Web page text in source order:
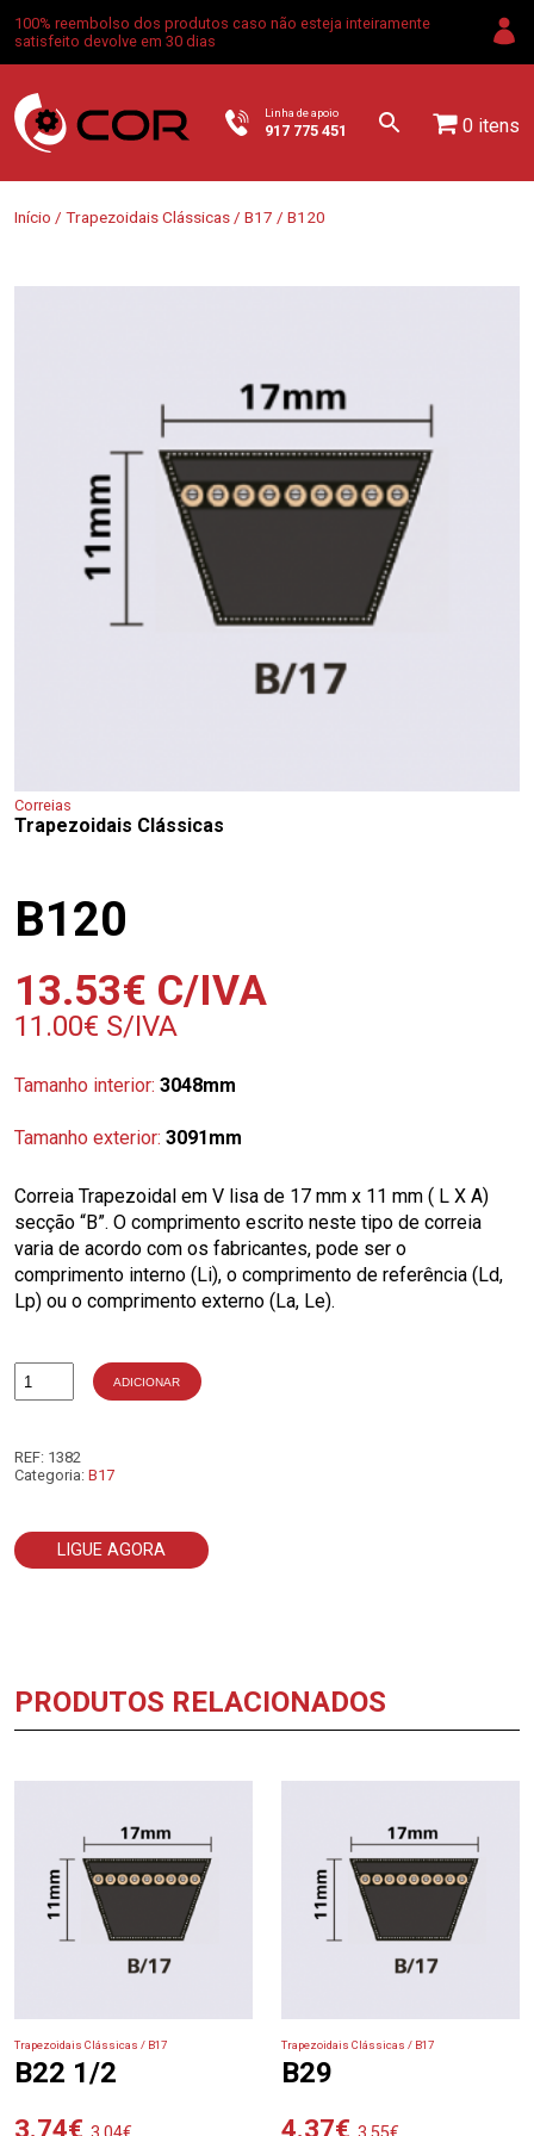
100% reembolso dos produtos caso não esteja inteiramente
satisfeito devolve em 30 dias
Linha de apoio
917 775 451 0 itens
Início / Trapezoidais Clássicas / B17 / B120
Correias
Trapezoidais Clássicas
B120
13.53€ C/IVA
11.00€ S/IVA
Tamanho interior: 3048mm
Tamanho exterior: 3091mm
Correia Trapezoidal em V lisa de 17 mm x 11 mm ( L X A)
secção “B”. O comprimento escrito neste tipo de correia
varia de acordo com os fabricantes, pode ser o
comprimento interno (Li), o comprimento de referência (Ld,
Lp) ou o comprimento externo (La, Le).
Quantidade
ADICIONAR
REF: 1382
Categoria: B17
LIGUE AGORA
PRODUTOS RELACIONADOS
Trapezoidais Clássicas / B17
B22 1/2
3.74€
Trapezoidais Clássicas / B17
B29
4.37€